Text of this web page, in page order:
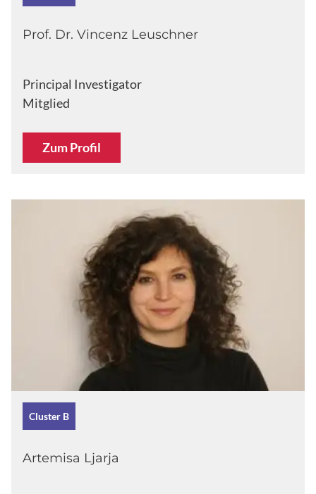
Prof. Dr. Vincenz Leuschner
Principal Investigator
Mitglied
Zum Profil
Cluster B
Artemisa Ljarja